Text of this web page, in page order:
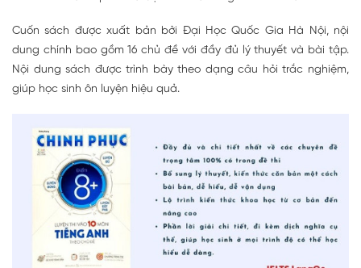
Cuốn sách được xuất bản bởi Đại Học Quốc Gia Hà Nội, nội
dung chính bao gồm 16 chủ đề với đầy đủ lý thuyết và bài tập.
Nội dung sách được trình bày theo dạng câu hỏi trắc nghiệm,
giúp học sinh ôn luyện hiệu quả.